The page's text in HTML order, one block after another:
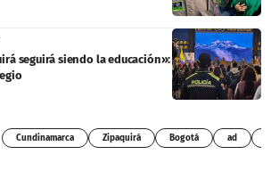
seguirá siendo la educación»: el mensaje que
Cundinamarca Zipaquirá Bogotá ad